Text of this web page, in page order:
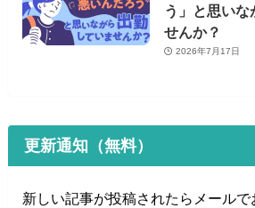
う」と思いな
せんか？
2026年7月17日
更新通知（無料）
新しい記事が投稿されたらメールで